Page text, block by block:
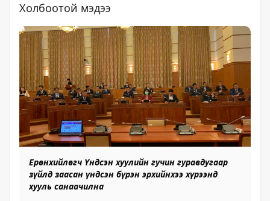
Холбоотой мэдээ
Ерөнхийлөгч Үндсэн хуулийн гучин гуравдугаар
зүйлд заасан үндсэн бүрэн эрхийнхээ хүрээнд
хууль санаачилна